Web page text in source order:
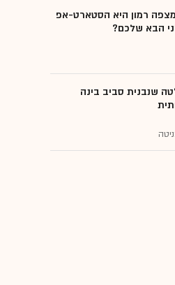
רמון היא הסטארט-אפ
הבא שלכם?
שנבנית סביב בינה